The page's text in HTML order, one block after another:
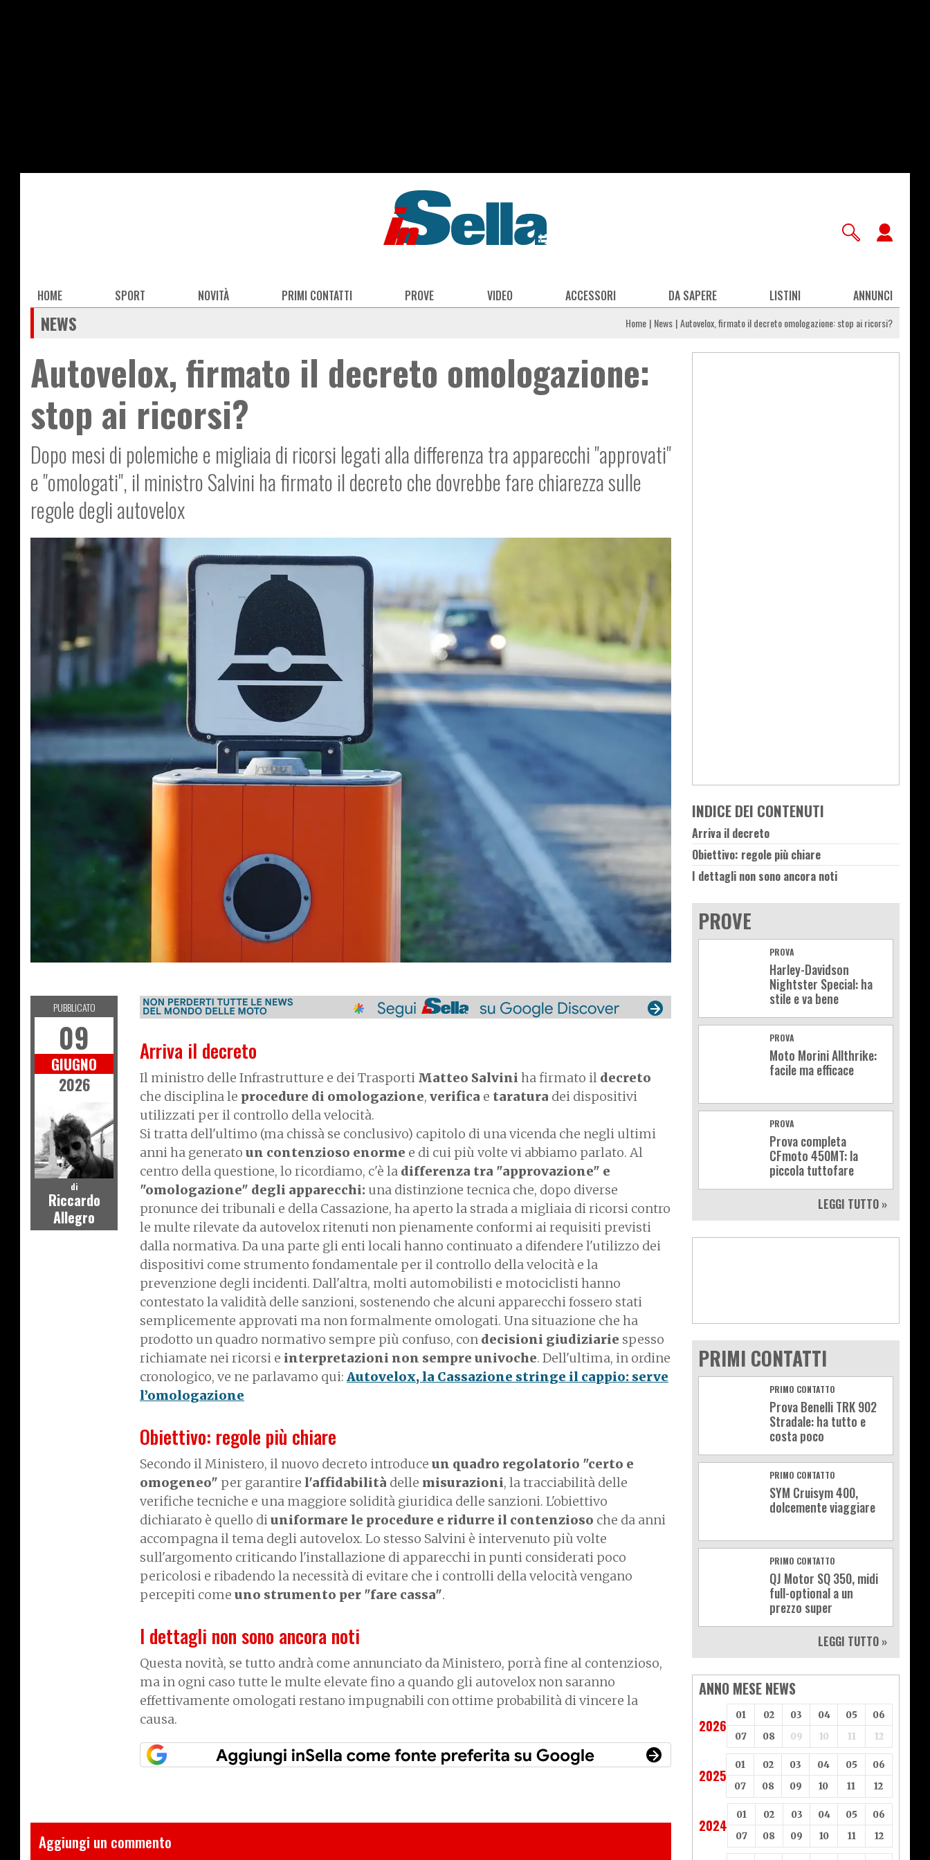
Main
navigation
HOME SPORT NOVITÀ PRIMI CONTATTI PROVE VIDEO ACCESSORI DA SAPERE LISTINI ANNUNCI
NEWS Home News Autovelox, firmato il decreto omologazione: stop ai ricorsi?
Autovelox, firmato il decreto omologazione:
stop ai ricorsi?
Dopo mesi di polemiche e migliaia di ricorsi legati alla differenza tra apparecchi "approvati"
e "omologati", il ministro Salvini ha firmato il decreto che dovrebbe fare chiarezza sulle
regole degli autovelox
P
O
L
I
T
I
C
A
E
T
R
A
S
P
O
R
T
I
Arriva il decreto
Il ministro delle Infrastrutture e dei Trasporti Matteo Salvini ha firmato il decreto
che disciplina le procedure di omologazione, verifica e taratura dei dispositivi
utilizzati per il controllo della velocità.
Si tratta dell'ultimo (ma chissà se conclusivo) capitolo di una vicenda che negli ultimi
anni ha generato un contenzioso enorme e di cui più volte vi abbiamo parlato. Al
centro della questione, lo ricordiamo, c'è la differenza tra "approvazione" e
"omologazione" degli apparecchi: una distinzione tecnica che, dopo diverse
pronunce dei tribunali e della Cassazione, ha aperto la strada a migliaia di ricorsi contro
le multe rilevate da autovelox ritenuti non pienamente conformi ai requisiti previsti
dalla normativa. Da una parte gli enti locali hanno continuato a difendere l'utilizzo dei
dispositivi come strumento fondamentale per il controllo della velocità e la
prevenzione degli incidenti. Dall'altra, molti automobilisti e motociclisti hanno
contestato la validità delle sanzioni, sostenendo che alcuni apparecchi fossero stati
semplicemente approvati ma non formalmente omologati. Una situazione che ha
prodotto un quadro normativo sempre più confuso, con decisioni giudiziarie spesso
richiamate nei ricorsi e interpretazioni non sempre univoche. Dell'ultima, in ordine
cronologico, ve ne parlavamo qui: Autovelox, la Cassazione stringe il cappio: serve
l’omologazione
Obiettivo: regole più chiare
Secondo il Ministero, il nuovo decreto introduce un quadro regolatorio "certo e
omogeneo" per garantire l'affidabilità delle misurazioni, la tracciabilità delle
verifiche tecniche e una maggiore solidità giuridica delle sanzioni. L'obiettivo
dichiarato è quello diuniformare le procedure e ridurre il contenzioso che da anni
accompagna il tema degli autovelox. Lo stesso Salvini è intervenuto più volte
sull'argomento criticando l'installazione di apparecchi in punti considerati poco
pericolosi e ribadendo la necessità di evitare che i controlli della velocità vengano
percepiti come uno strumento per "fare cassa".
I dettagli non sono ancora noti
Questa novità, se tutto andrà come annunciato da Ministero, porrà fine al contenzioso,
ma in ogni caso tutte le multe elevate fino a quando gli autovelox non saranno
effettivamente omologati restano impugnabili con ottime probabilità di vincere la
causa.
PUBBLICATO
09
GIUGNO
2026
di
Riccardo
Allegro
Aggiungi un commento
INDICE DEI CONTENUTI
Arriva il decreto
Obiettivo: regole più chiare
I dettagli non sono ancora noti
PROVE
PROVA
Harley-Davidson
Nightster Special: ha
stile e va bene
PROVA
Moto Morini Allthrike:
facile ma efficace
PROVA
Prova completa
CFmoto 450MT: la
piccola tuttofare
LEGGI TUTTO »
PRIMI CONTATTI
PRIMO CONTATTO
Prova Benelli TRK 902
Stradale: ha tutto e
costa poco
PRIMO CONTATTO
SYM Cruisym 400,
dolcemente viaggiare
PRIMO CONTATTO
QJ Motor SQ 350, midi
full-optional a un
prezzo super
LEGGI TUTTO »
ANNO MESE NEWS
2026
01 02 03 04 05
06
07
08 09 10 11 12
2025
01 02 03 04 05
06
07
08 09 10 11 12
2024
01 02 03 04 05
06
07
08 09 10 11 12